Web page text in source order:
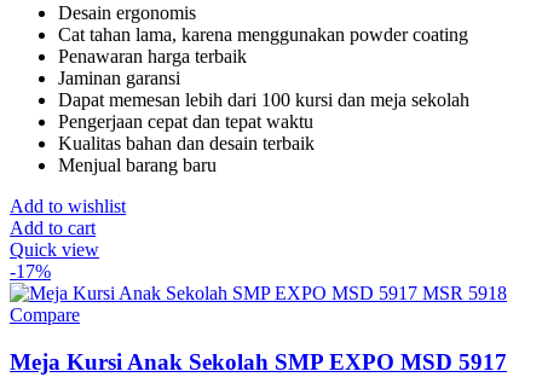
Desain ergonomis
Cat tahan lama, karena menggunakan powder coating
Penawaran harga terbaik
Jaminan garansi
Dapat memesan lebih dari 100 kursi dan meja sekolah
Pengerjaan cepat dan tepat waktu
Kualitas bahan dan desain terbaik
Menjual barang baru
Add to wishlist
Add to cart
Quick view
-17%
Compare
Meja Kursi Anak Sekolah SMP EXPO MSD 5917